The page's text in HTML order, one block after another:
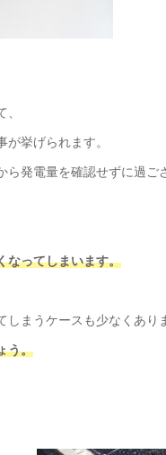
挙げられます。
発電量を確認せずに過ご
なってしまいます。
まうケースも少なくあり
う。